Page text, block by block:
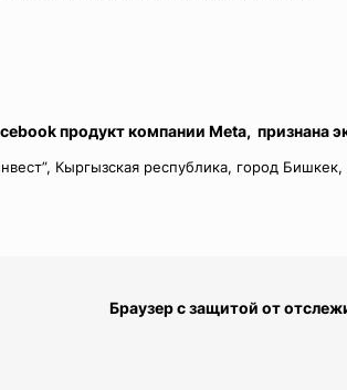
продукт компании Meta, признана
Кыргызская республика, город
Браузер с защитой от